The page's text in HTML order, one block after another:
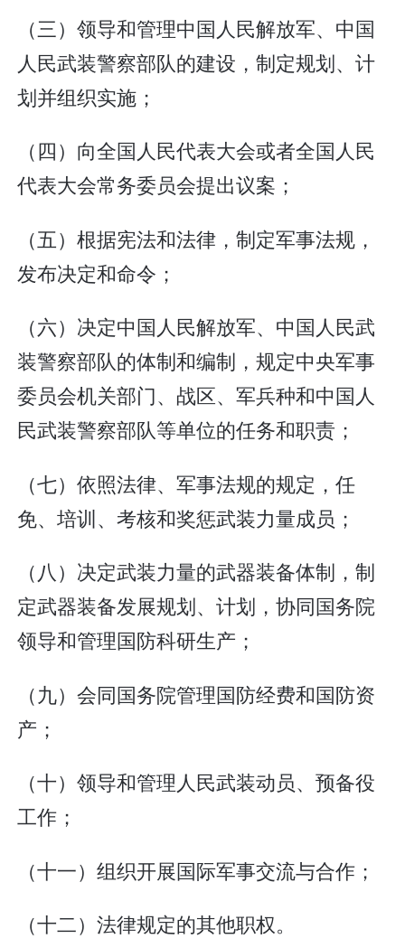
（三）领导和管理中国人民解放军、中国
人民武装警察部队的建设，制定规划、计
划并组织实施；
（四）向全国人民代表大会或者全国人民
代表大会常务委员会提出议案；
（五）根据宪法和法律，制定军事法规，
发布决定和命令；
（六）决定中国人民解放军、中国人民武
装警察部队的体制和编制，规定中央军事
委员会机关部门、战区、军兵种和中国人
民武装警察部队等单位的任务和职责；
（七）依照法律、军事法规的规定，任
免、培训、考核和奖惩武装力量成员；
（八）决定武装力量的武器装备体制，制
定武器装备发展规划、计划，协同国务院
领导和管理国防科研生产；
（九）会同国务院管理国防经费和国防资
产；
（十）领导和管理人民武装动员、预备役
工作；
（十一）组织开展国际军事交流与合作；
（十二）法律规定的其他职权。